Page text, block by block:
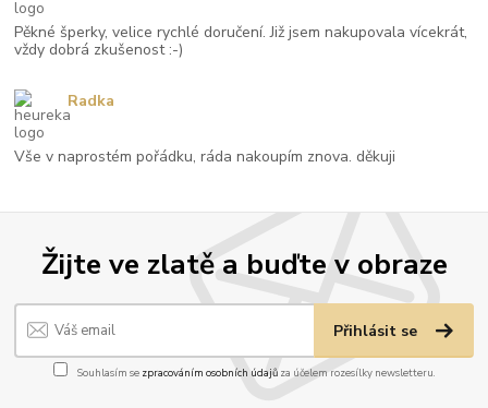
Žijte ve zlatě a buďte v obraze
Přihlásit se
Souhlasím se zpracováním osobních údajůza účelem rozesílky newsletteru.
Pěkné šperky, velice rychlé doručení. Již jsem nakupovala vícekrát,
vždy dobrá zkušenost :-)
Vše v naprostém pořádku, ráda nakoupím znova. děkuji
Radka